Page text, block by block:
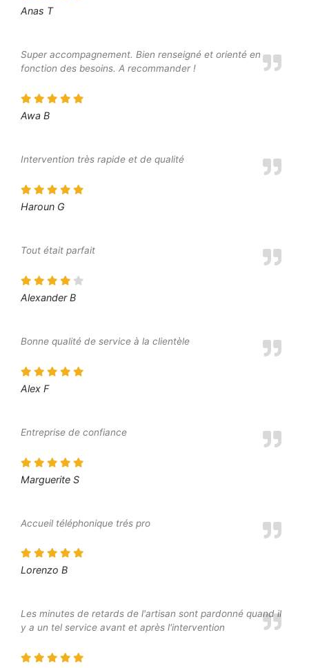
Anas T
Super accompagnement. Bien renseigné et orienté en
fonction des besoins. A recommander !
Awa B
Intervention très rapide et de qualité
Haroun G
Tout était parfait
Alexander B
Bonne qualité de service à la clientèle
Alex F
Entreprise de confiance
Marguerite S
Accueil téléphonique trés pro
Lorenzo B
Les minutes de retards de l'artisan sont pardonné quand il
y a un tel service avant et après l'intervention